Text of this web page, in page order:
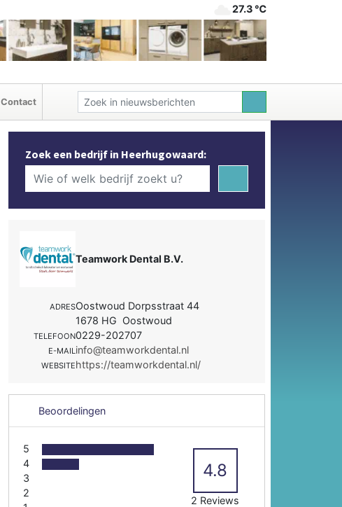
27.3 ℃
Contact
Zoek een bedrijf in Heerhugowaard:
Teamwork Dental B.V.
ADRESOostwoud Dorpsstraat 44
1678 HG Oostwoud
TELEFOON0229-202707
E-MAILinfo@teamworkdental.nl
WEBSITEhttps://teamworkdental.nl/
Beoordelingen
5
4
3
2
4.8
2 Reviews